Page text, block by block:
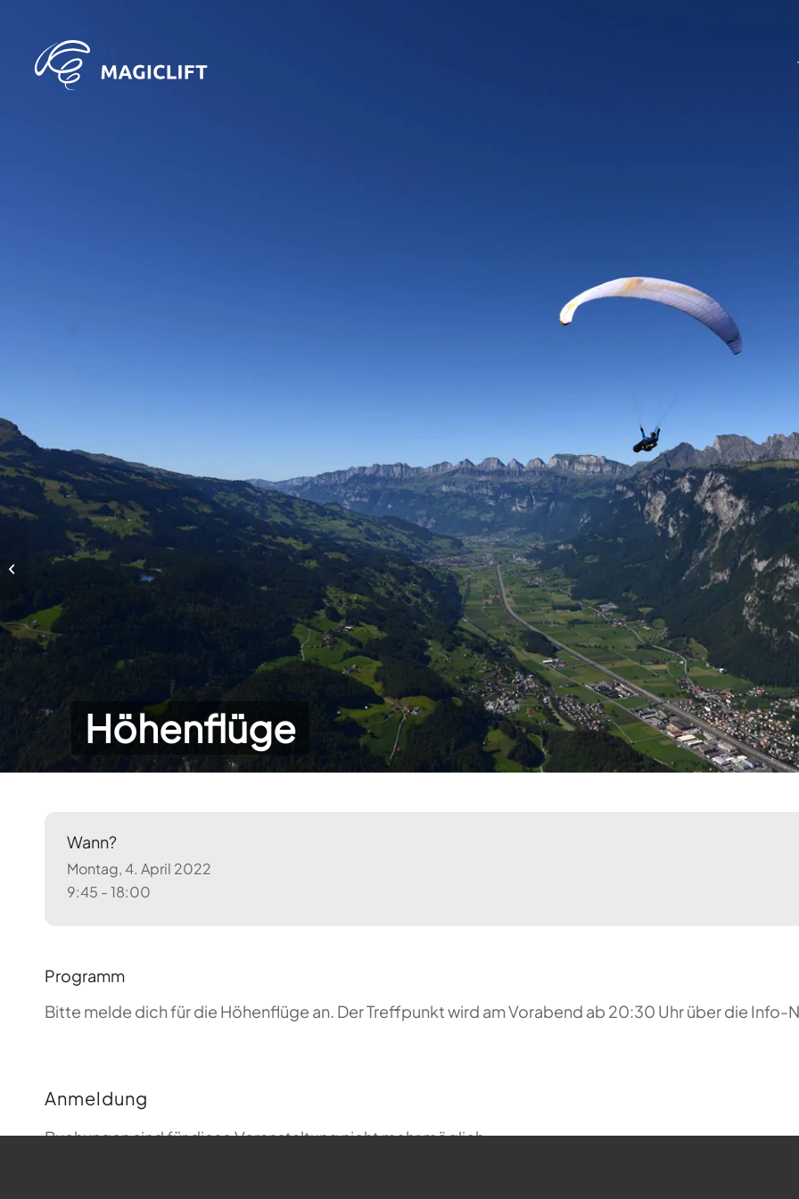
Höhenflüge
Wann?
Montag, 4. April 2022
9:45 - 18:00
Programm
Bitte melde dich für die Höhenflüge an. Der Treffpunkt wird am Vorabend ab 20:30 Uhr über die Info-
Anmeldung
Buchungen sind für diese Veranstaltung nicht mehr möglich.
Höhenflüge